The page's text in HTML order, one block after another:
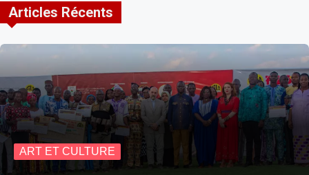
Articles Récents
ART ET CULTURE